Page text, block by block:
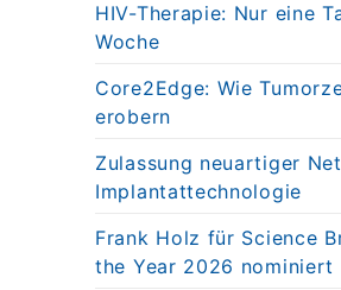
HIV-Therapie: Nur eine
Woche
Core2Edge: Wie
erobern
Zulassung neuartiger
Implantattechnologie
Frank Holz für Science
the Year 2026 nominiert